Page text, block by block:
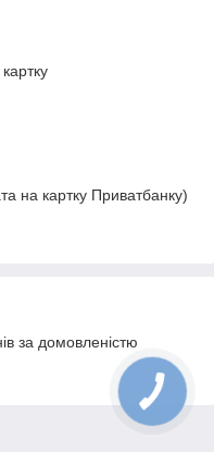
на картку Приватбанку)
за домовленістю